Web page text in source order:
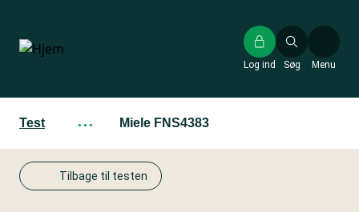
hovedindhold
Søg
Log ind Menu
Test ··· Miele FNS4383
Tilbage til testen